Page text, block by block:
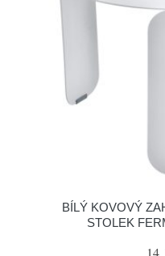
BÍLÝ KOVOVÝ
STOLEK
14